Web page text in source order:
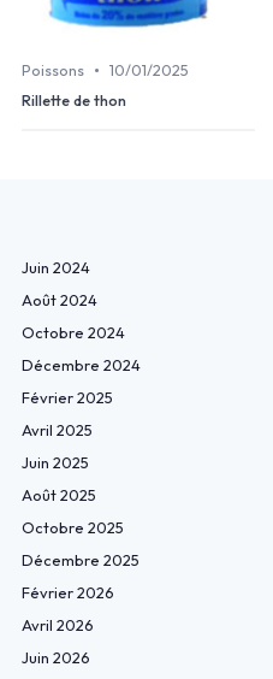
Poissons • 10/01/2025
Rillette de thon
Juin 2024
Août 2024
Octobre 2024
Décembre 2024
Février 2025
Avril 2025
Juin 2025
Août 2025
Octobre 2025
Décembre 2025
Février 2026
Avril 2026
Juin 2026